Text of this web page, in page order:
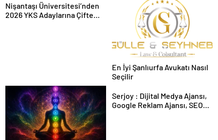
Nişantaşı Üniversitesi’nden
2026 YKS Adaylarına Çifte
En İyi Şanlıurfa Avukatı Nasıl
Seçilir
Serjoy : Dijital Medya Ajansı,
Google Reklam Ajansı, SEO